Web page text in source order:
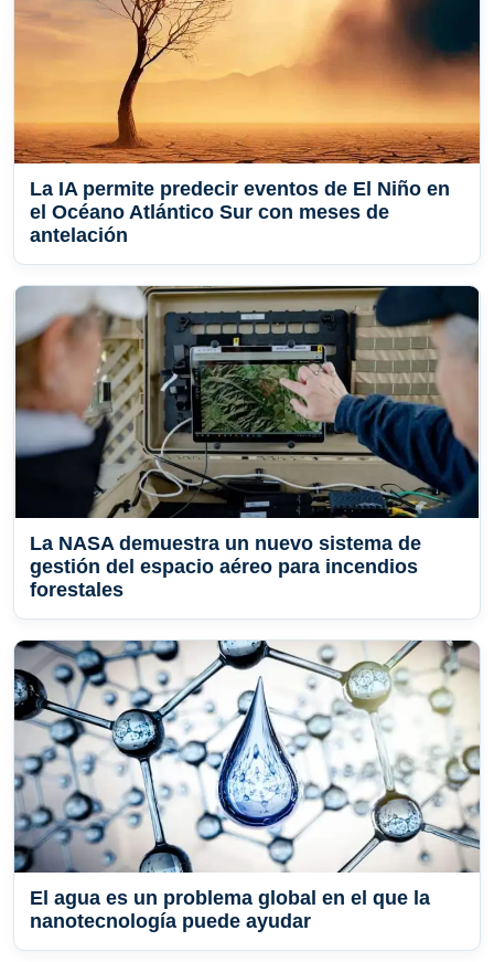
La IA permite predecir eventos de El Niño en
el Océano Atlántico Sur con meses de
antelación
La NASA demuestra un nuevo sistema de
gestión del espacio aéreo para incendios
forestales
El agua es un problema global en el que la
nanotecnología puede ayudar